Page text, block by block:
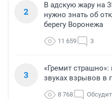
2
В адскую жару на
нужно знать об
берегу Воронежа
11 659 3
3
«Гремит
звуках взрывов в
8 768